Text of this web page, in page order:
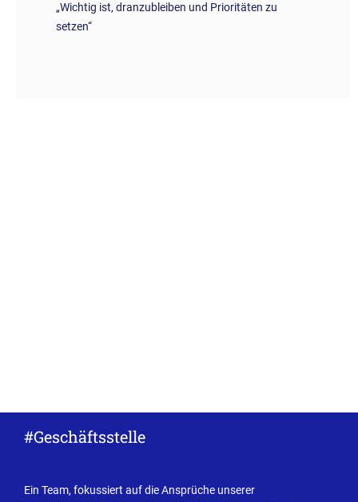
„Wichtig ist, dranzubleiben und Prioritäten zu
setzen“
#Geschäftsstelle
Ein Team, fokussiert auf die Ansprüche unserer